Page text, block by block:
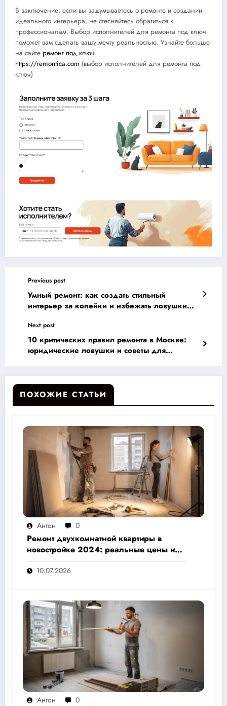
В заключение, если вы задумываетесь о ремонте и создании
идеального интерьера, не стесняйтесь обратиться к
профессионалам. Выбор исполнителей для ремонта под ключ
поможет вам сделать вашу мечту реальностью. Узнайте больше
на сайте ремонт под ключ.
https://remontica.com (выбор исполнителей для ремонта под
ключ)
Previous post
Умный ремонт: как создать стильный
интерьер за копейки и избежать ловушки
Next post
10 критических правил ремонта в Москве:
юридические ловушки и советы для
ПОХОЖИЕ СТАТЬИ
Антон 0
Ремонт двухкомнатной квартиры в
новостройке 2024: реальные цены и
скрытые расходы, которые вам не
назовут подрядчики
10.07.2026
Антон 0